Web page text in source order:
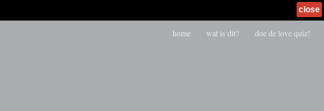
close
home wat is dit? doe de love quiz!